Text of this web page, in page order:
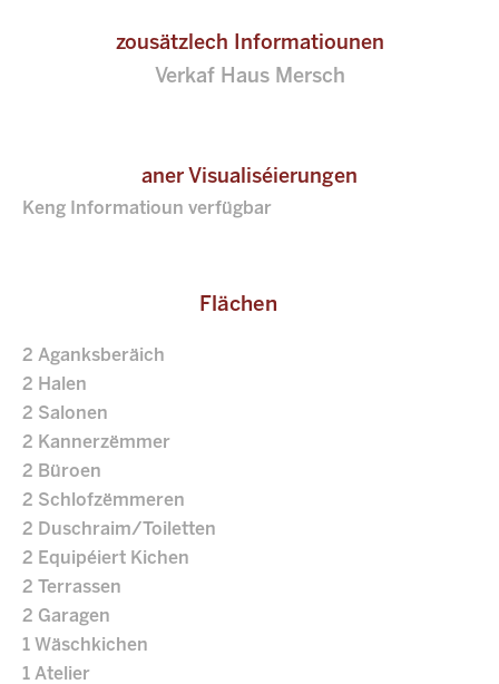
zousätzlech Informatiounen
Verkaf Haus Mersch
aner Visualiséierungen
Keng Informatioun verfügbar
Flächen
2 Aganksberäich
2 Halen
2 Salonen
2 Kannerzëmmer
2 Büroen
2 Schlofzëmmeren
2 Duschraim/Toiletten
2 Equipéiert Kichen
2 Terrassen
2 Garagen
1 Wäschkichen
1 Atelier